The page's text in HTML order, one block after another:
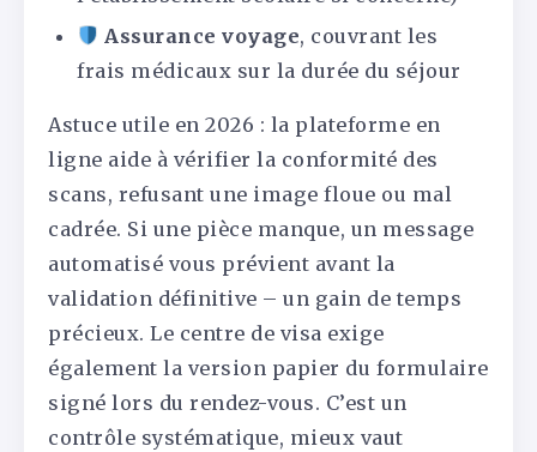
Assurance voyage, couvrant les
frais médicaux sur la durée du séjour
Astuce utile en 2026 : la plateforme en
ligne aide à vérifier la conformité des
scans, refusant une image floue ou mal
cadrée. Si une pièce manque, un message
automatisé vous prévient avant la
validation définitive – un gain de temps
précieux. Le centre de visa exige
également la version papier du formulaire
signé lors du rendez-vous. C’est un
contrôle systématique, mieux vaut